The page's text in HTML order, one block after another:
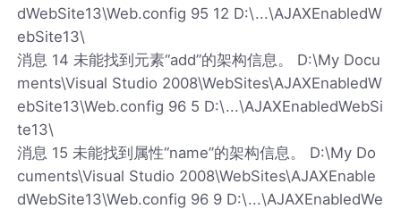
dWebSite13\Web.config 95 12 D:\...\AJAXEnabledW
ebSite13\
消息 14 未能找到元素“add”的架构信息。 D:\My Docu
ments\Visual Studio 2008\WebSites\AJAXEnabledW
ebSite13\Web.config 96 5 D:\...\AJAXEnabledWebSi
te13\
消息 15 未能找到属性“name”的架构信息。 D:\My Do
cuments\Visual Studio 2008\WebSites\AJAXEnable
dWebSite13\Web.config 96 9 D:\...\AJAXEnabledWe